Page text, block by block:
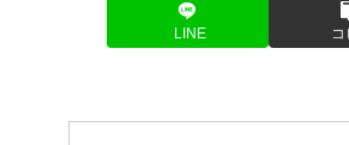
LINE コ